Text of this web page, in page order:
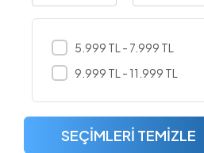
5.999 TL - 7.999 TL
9.999 TL - 11.999 TL
SEÇIMLERI TEMIZLE